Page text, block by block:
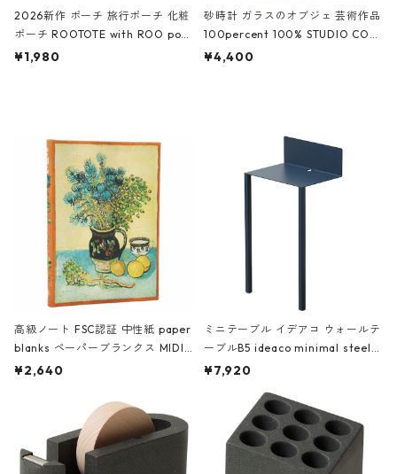
2026新作 ポーチ 旅行ポーチ 化粧
ポーチ ROOTOTE with ROO pou
ch 3532 ルートート WR.ポーチ.ラ
¥1,980
砂時計 ガラスのオブジェ 芸術作品
100percent 100% STUDIO COH
AKU Timeless 100パーセント ス
¥4,400
高級ノート FSC認証 中性紙 paper
blanks ペーパーブランクス MIDI
ハードカバー 罫線 ヴァン・ゴッホ
¥2,640
ミニテーブル イデアコ ウォールテ
ーブルB5 ideaco minimal steel f
urniture WALL Table B5 ネイビー
¥7,920